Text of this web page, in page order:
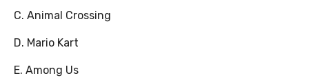
C. Animal Crossing
D. Mario Kart
E. Among Us